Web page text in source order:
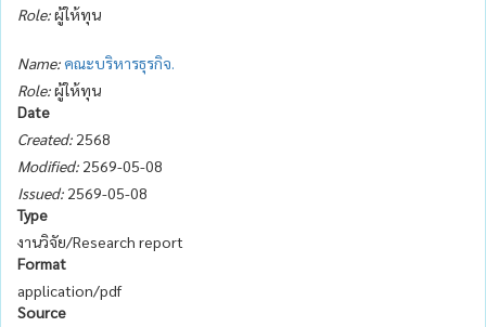
Role:ผู้ให้ทุน
Name: คณะบริหารธุรกิจ.
Role:ผู้ให้ทุน
Date
Created: 2568
Modified: 2569-05-08
Issued: 2569-05-08
Type
งานวิจัย/Research report
Format
application/pdf
Source